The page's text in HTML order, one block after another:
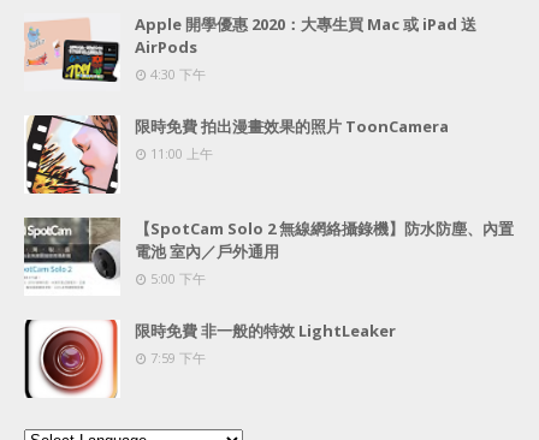
Apple 開學優惠 2020：大專生買 Mac 或 iPad 送
AirPods
4:30 下午
限時免費 拍出漫畫效果的照片 ToonCamera
11:00 上午
【SpotCam Solo 2 無線網絡攝錄機】防水防塵、內置
電池 室內／戶外通用
5:00 下午
限時免費 非一般的特效 LightLeaker
7:59 下午